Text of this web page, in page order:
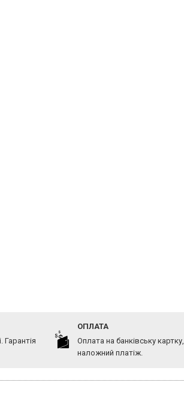
Гарантія
ОПЛАТА
Оплата на банківську картку,
наложний платіж.